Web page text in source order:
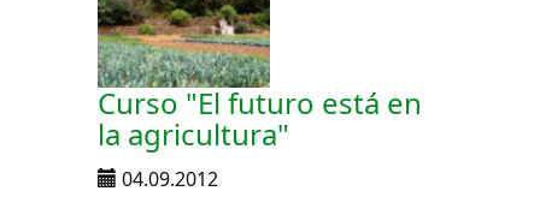
Curso "El futuro está en
la agricultura"
04.09.2012